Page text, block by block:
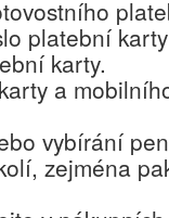
platební
karty.
a
vybírání
zejména